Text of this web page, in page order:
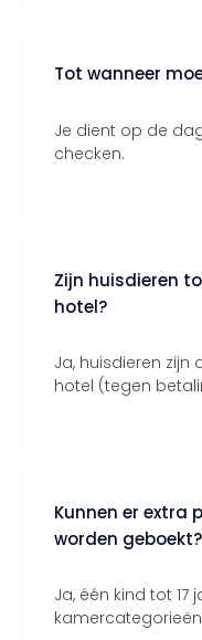
Tot wanneer
Je dient op de
checken.
Zijn huisdieren
hotel?
Ja, huisdieren
hotel (tegen
Kunnen er extra
worden geboekt?
Ja, één kind tot 17